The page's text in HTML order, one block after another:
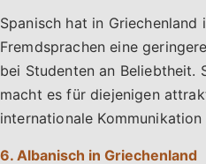
Spanisch hat in Griechenland
Fremdsprachen eine
bei Studenten an Beliebtheit.
macht es für diejenigen
internationale
6. Albanisch in Griechenland